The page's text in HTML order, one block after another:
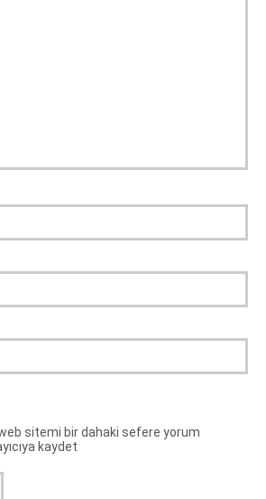
web sitemi bir dahaki sefere yorum
kaydet